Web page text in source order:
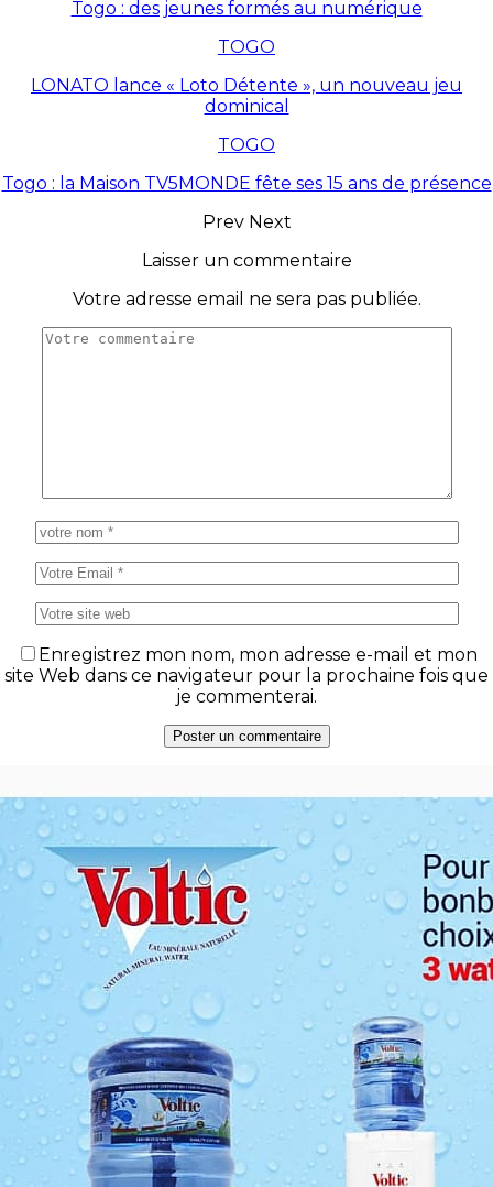
Togo : des jeunes formés au numérique
TOGO
LONATO lance « Loto Détente », un nouveau jeu
dominical
TOGO
Togo : la Maison TV5MONDE fête ses 15 ans de présence
Prev Next
Laisser un commentaire
Votre adresse email ne sera pas publiée.
Enregistrez mon nom, mon adresse e-mail et mon
site Web dans ce navigateur pour la prochaine fois que
je commenterai.